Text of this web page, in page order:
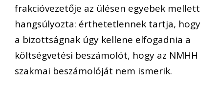
frakcióvezetője az ülésen egyebek mellett
hangsúlyozta: érthetetlennek tartja, hogy
a bizottságnak úgy kellene elfogadnia a
költségvetési beszámolót, hogy az NMHH
szakmai beszámolóját nem ismerik.